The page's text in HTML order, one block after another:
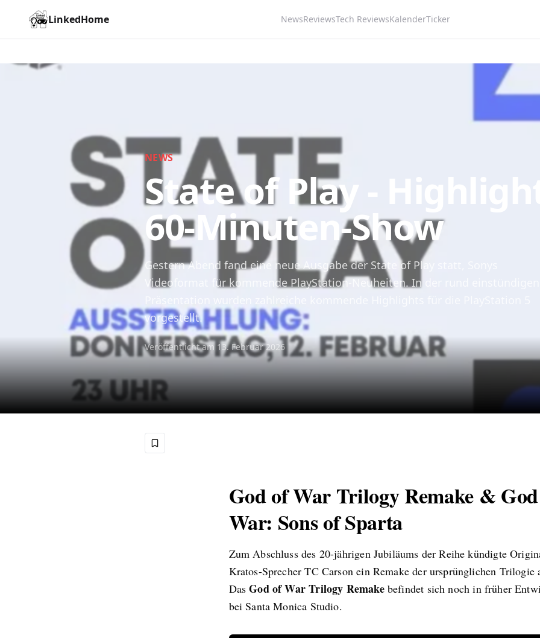
LinkedHome NewsReviewsTech ReviewsKalenderTicker
NEWS
State of Play -
60-Minuten-Show
Gestern Abend fand eine neue Ausgabe der State of Play statt, Sonys
Videoformat für kommende PlayStation-Neuheiten. In der rund einstündigen
vorgestellt.
Veröffentlicht am 13. Februar 2026
God of War Trilogy Remake &
War: Sons of Sparta
Zum Abschluss des 20-jährigen Jubiläums der Reihe kündigte
Kratos-Sprecher TC Carson ein Remake der ursprünglichen Trilogie
DasGod of War Trilogy Remakebefindet sich noch in früher
bei Santa Monica Studio.